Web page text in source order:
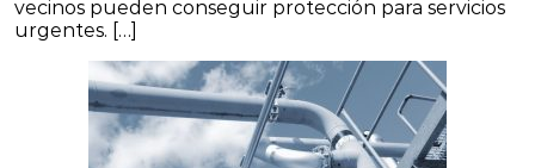
vecinos pueden conseguir protección para servicios
urgentes. […]